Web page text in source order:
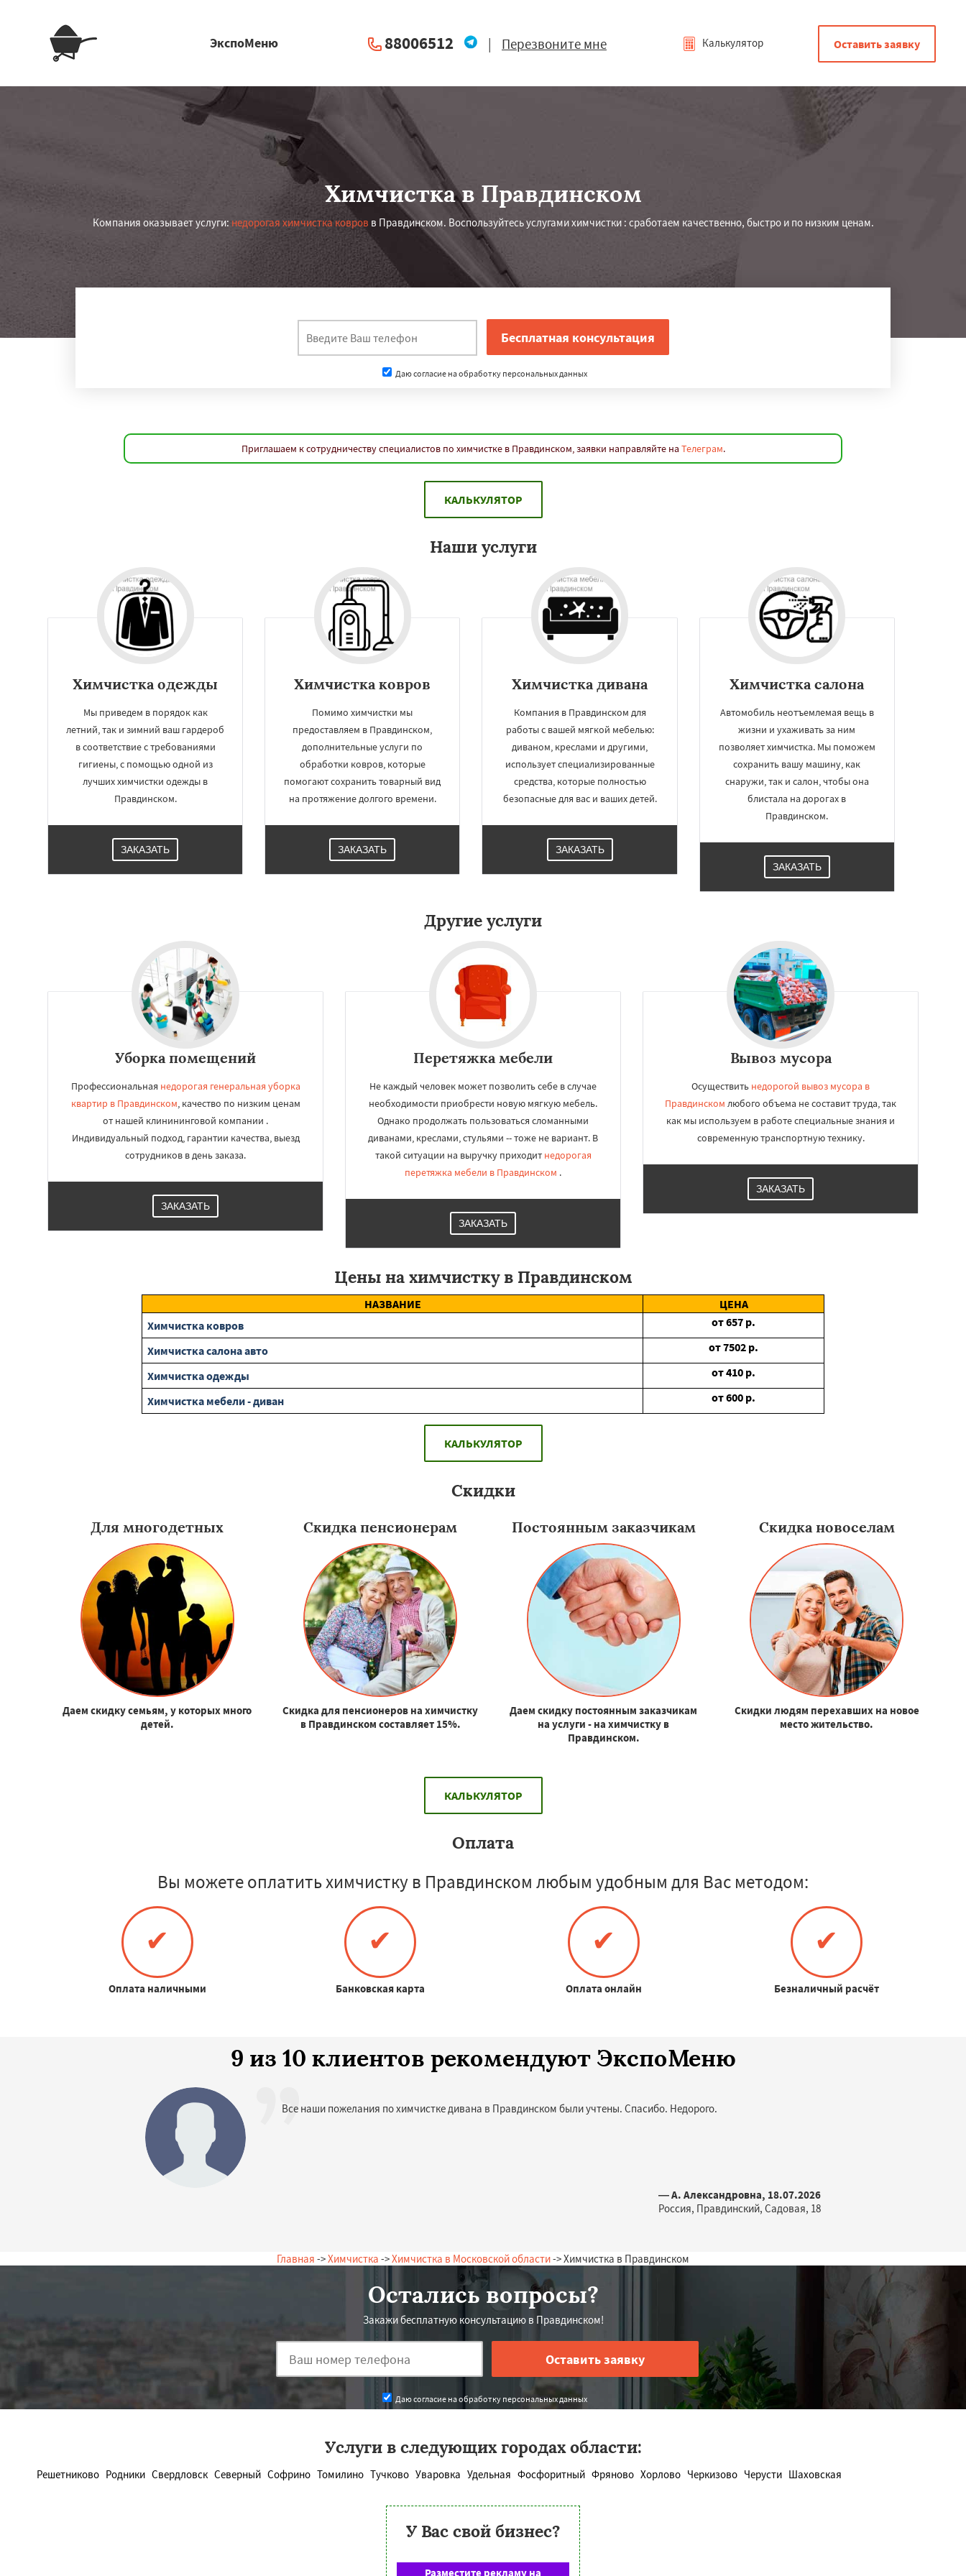
Решетниково
Свердловск
Северный
Тучково
Уваровка Удельная
Фосфоритный
Фряново
Черкизово Черусти
Шаховская
ЭкспоМеню 88006512 | Перезвоните мне Калькулятор Оставить заявку
Химчистка в Правдинском
Компания оказывает услуги: недорогая химчистка ковров в Правдинском. Воспользуйтесь услугами химчистки : сработаем качественно, быстро и по низким ценам.
Даю согласие на обработку персональных данных
Приглашаем к сотрудничеству специалистов по химчистке в Правдинском, заявки направляйте на Телеграм.
КАЛЬКУЛЯТОР
Наши услуги
Химчистка одежды
Мы приведем в порядок как
летний, так и зимний ваш гардероб
в соответствие с требованиями
гигиены, с помощью одной из
лучших химчистки одежды в
Правдинском.
ЗАКАЗАТЬ
Химчистка ковров
Помимо химчистки мы
предоставляем в Правдинском,
дополнительные услуги по
обработки ковров, которые
помогают сохранить товарный вид
на протяжение долгого времени.
ЗАКАЗАТЬ
Химчистка дивана
Компания в Правдинском для
работы с вашей мягкой мебелью:
диваном, креслами и другими,
использует специализированные
средства, которые полностью
безопасные для вас и ваших детей.
ЗАКАЗАТЬ
Химчистка салона
Автомобиль неотъемлемая вещь в
жизни и ухаживать за ним
позволяет химчистка. Мы поможем
сохранить вашу машину, как
снаружи, так и салон, чтобы она
блистала на дорогах в
Правдинском.
ЗАКАЗАТЬ
Другие услуги
Уборка помещений
Профессиональная недорогая генеральная уборка
квартир в Правдинском, качество по низким ценам
от нашей клинининговой компании .
Индивидуальный подход, гарантии качества, выезд
сотрудников в день заказа.
ЗАКАЗАТЬ
Перетяжка мебели
Не каждый человек может позволить себе в случае
необходимости приобрести новую мягкую мебель.
Однако продолжать пользоваться сломанными
диванами, креслами, стульями -- тоже не вариант. В
такой ситуации на выручку приходит недорогая
перетяжка мебели в Правдинском .
ЗАКАЗАТЬ
Вывоз мусора
Осуществить недорогой вывоз мусора в
Правдинском любого объема не составит труда, так
как мы используем в работе специальные знания и
современную транспортную технику.
ЗАКАЗАТЬ
Цены на химчистку в Правдинском
НАЗВАНИЕ
ЦЕНА
Химчистка ковров
от657 р.
Химчистка салона авто
от7502 р.
Химчистка одежды
от410 р.
Химчистка мебели - диван
от600 р.
КАЛЬКУЛЯТОР
Скидки
Для многодетных
Даем скидку семьям, у которых много
детей.
Скидка пенсионерам
Скидка для пенсионеров на химчистку
в Правдинском составляет 15%.
Постоянным заказчикам
Даем скидку постоянным заказчикам
на услуги - на химчистку в
Правдинском.
Скидка новоселам
Скидки людям перехавших на новое
место жительство.
КАЛЬКУЛЯТОР
Оплата
Вы можете оплатить химчистку в Правдинском любым удобным для Вас методом:
✔
Оплата наличными
✔
Банковская карта
✔
Оплата онлайн
✔
Безналичный расчёт
9 из 10 клиентов рекомендуют ЭкспоМеню
Все наши пожелания по химчистке дивана в Правдинском были учтены. Спасибо. Недорого.
— А. Александровна, 18.07.2026
Россия, Правдинский, Садовая, 18
Главная ->Химчистка ->Химчистка в Московской области-> Химчистка в Правдинском
Остались вопросы?
Закажи бесплатную консультацию в Правдинском!
Даю согласие на обработку персональных данных
Услуги в следующих городах области:
Решетниково Родники Свердловск Северный Софрино Томилино Тучково Уваровка Удельная Фосфоритный Фряново Хорлово Черкизово Черусти Шаховская
У Вас свой бизнес?
Разместите рекламу на
УЗНАТЬ ПОДРОБНЕЕ
Даю согласие на обработку персональных данных